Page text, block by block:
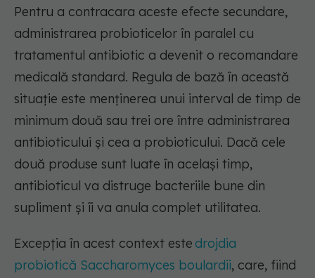
Pentru a contracara aceste efecte secundare,
administrarea probioticelor în paralel cu
tratamentul antibiotic a devenit o recomandare
medicală standard. Regula de bază în această
situație este menținerea unui interval de timp de
minimum două sau trei ore între administrarea
antibioticului și cea a probioticului. Dacă cele
două produse sunt luate în același timp,
antibioticul va distruge bacteriile bune din
supliment și îi va anula complet utilitatea.
Excepția în acest context este drojdia
probiotică Saccharomyces boulardii, care, fiind